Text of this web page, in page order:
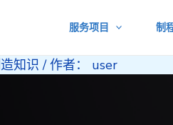
服务项目 制
知识 / 作者： user